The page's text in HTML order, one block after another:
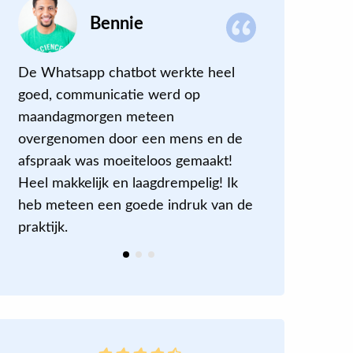
Bennie
De Whatsapp chatbot werkte heel
goed, communicatie werd op
maandagmorgen meteen
overgenomen door een mens en de
afspraak was moeiteloos gemaakt!
Heel makkelijk en laagdrempelig! Ik
heb meteen een goede indruk van de
praktijk.